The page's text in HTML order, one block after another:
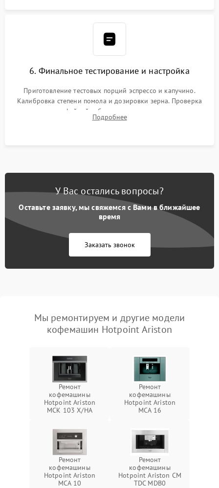
6. Финальное тестирование и настройка
Приготовление тестовых порций эспрессо и капучино.
Калибровка степени помола и дозировки зерна. Проверка
плотности кофейной таблетки, температуры напитка и
качества молочной пены. Контроль отсутствия посторонних
Подробнее
У Вас остались вопросы?
Оставьте заявку, мы свяжемся с Вами в ближайшее
время
Заказать звонок
Мы ремонтируем и другие модели
кофемашин Hotpoint Ariston
Ремонт
кофемашины
Hotpoint Ariston
MCK 103 X/HA
Ремонт
кофемашины
Hotpoint Ariston
MCA 16
Ремонт
кофемашины
Hotpoint Ariston
MCA 10
Ремонт
кофемашины
Hotpoint Ariston CM
TDC MDB0